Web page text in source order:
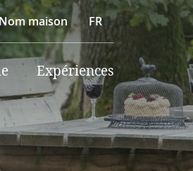
Nom maison FR
Expériences